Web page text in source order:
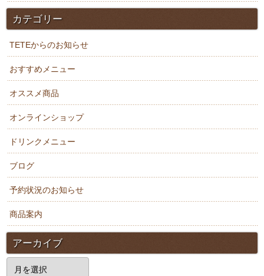
カテゴリー
TETEからのお知らせ
おすすめメニュー
オススメ商品
オンラインショップ
ドリンクメニュー
ブログ
予約状況のお知らせ
商品案内
アーカイブ